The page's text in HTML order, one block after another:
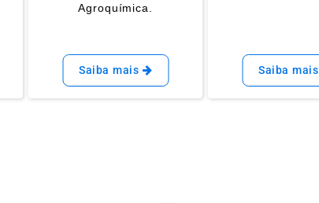
Agroquímica.
Saiba mais Saiba mais